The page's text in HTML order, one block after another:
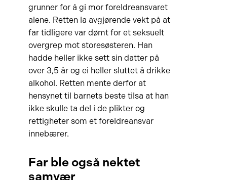
grunner for å gi mor foreldreansvaret
alene. Retten la avgjørende vekt på at
far tidligere var dømt for et seksuelt
overgrep mot storesøsteren. Han
hadde heller ikke sett sin datter på
over 3,5 år og ei heller sluttet å drikke
alkohol. Retten mente derfor at
hensynet til barnets beste tilsa at han
ikke skulle ta del i de plikter og
rettigheter som et foreldreansvar
innebærer.
Far ble også nektet
samvær